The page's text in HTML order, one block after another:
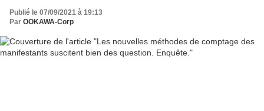
Publié le 07/09/2021 à 19:13
Par OOKAWA-Corp